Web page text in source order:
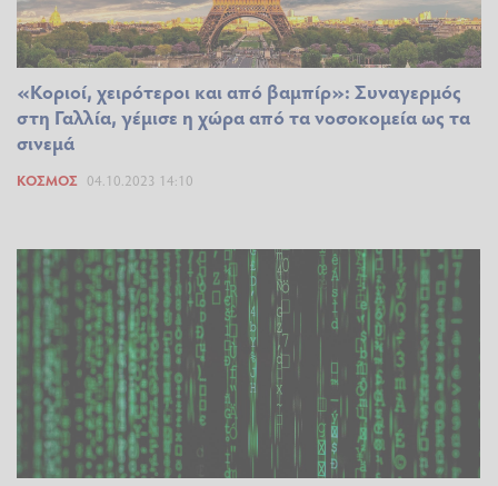
«Κοριοί, χειρότεροι και από βαμπίρ»: Συναγερμός
στη Γαλλία, γέμισε η χώρα από τα νοσοκομεία ως τα
σινεμά
ΚΌΣΜΟΣ 04.10.2023 14:10